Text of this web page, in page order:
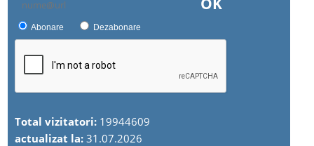
Abonare Dezabonare
Total vizitatori: 19944609
actualizat la:31.07.2026